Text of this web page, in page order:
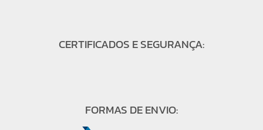
CERTIFICADOS E SEGURANÇA:
FORMAS DE ENVIO: